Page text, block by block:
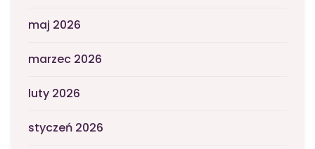
maj 2026
marzec 2026
luty 2026
styczeń 2026